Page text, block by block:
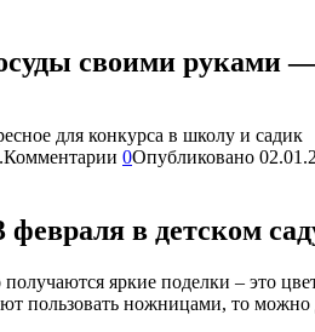
своими руками
Комментарии 0Опубликовано
в детском
яркие поделки – это
пользовать ножницами, то можно